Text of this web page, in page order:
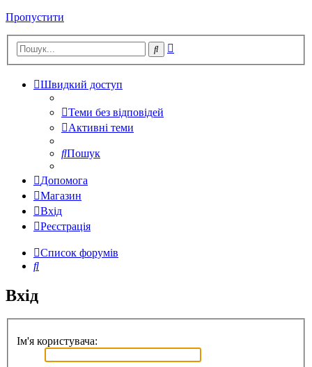
Пропустити
Пошук
Швидкий доступ
Теми без відповідей
Активні теми
Пошук
Допомога
Магазин
Вхід
Реєстрація
Список форумів
Пошук
Вхід
Ім'я користувача: